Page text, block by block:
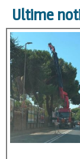
Ultime